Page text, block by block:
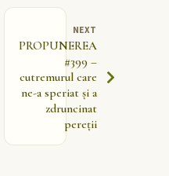
NEXT
PROPUNEREA
#399 –
cutremurul care
ne-a speriat și a
zdruncinat
pereții